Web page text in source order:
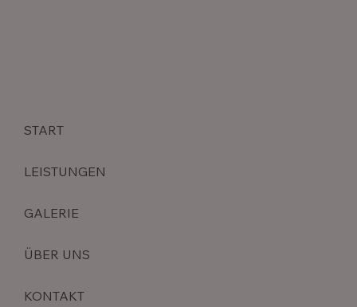
START
LEISTUNGEN
GALERIE
ÜBER UNS
KONTAKT